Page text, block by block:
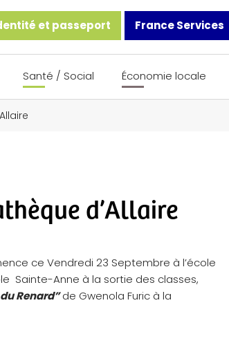
et passeport France Services
Santé / Social Économie locale
d’Allaire
ce Vendredi 23 Septembre à l’école
Sainte-Anne à la sortie des classes,
Renard”de Gwenola Furic à la